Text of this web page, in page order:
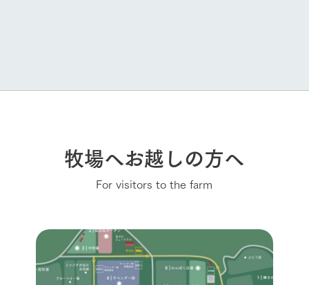
牧場へお越しの方へ
For visitors to the farm